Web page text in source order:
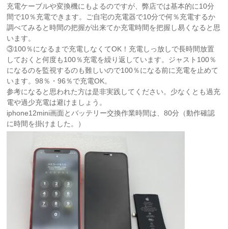
充電ケーブルや変換機にもよるのですが、弊店では基本的に10分
間で10％充電できます。ご自宅の充電器で10分で何％充電するか
調べてみると時間の把握が出来てか充電時間を把握し易くなると思
います。
③100％になるまで充電しなくてOK！充電しっ放しで長時間放置
しておくと何度も100％充電を繰り返しています。ジャスト100％
になるのを監視するのも難しいので100％になる前に充電を止めて
います。98％・96％で充電OK。
参考になると思われた方は是非実践してください。少なくとも過充
電や過少充電は避けましょう。
iphone12mini画面とバッテリー交換作業時間は、80分（動作確認
に時間を掛けました。）